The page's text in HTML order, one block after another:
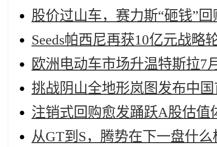
股价过山车，赛力斯“砸钱”回
Seeds帕西尼再获10亿元战略
欧洲电动车市场升温特斯拉7
挑战阴山全地形岚图发布中
注销式回购愈发踊跃A股估值
从GT到S，腾势在下一盘什么